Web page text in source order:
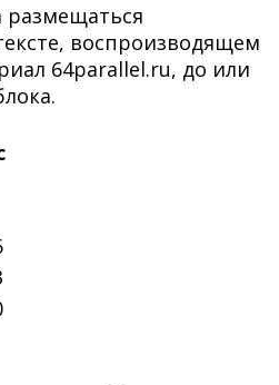
размещаться
воспроизводящем
64parallel.ru, до или